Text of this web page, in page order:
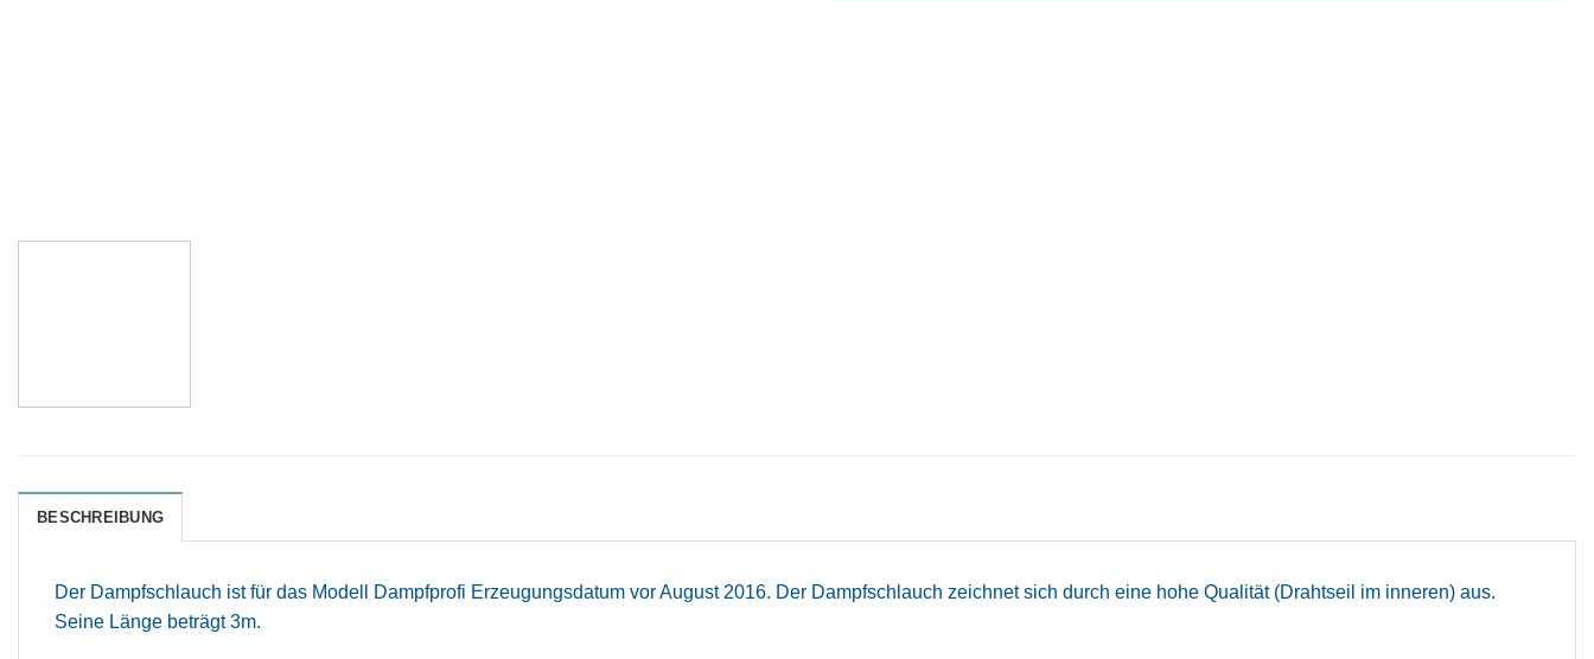
BESCHREIBUNG
Der Dampfschlauch ist für das Modell Dampfprofi Erzeugungsdatum vor August 2016. Der Dampfschlauch zeichnet sich durch eine hohe Qualität (Drahtseil im inneren) aus.
Seine Länge beträgt 3m.